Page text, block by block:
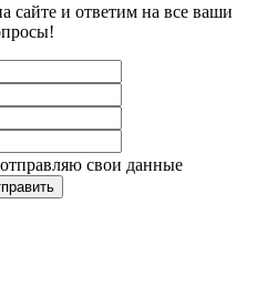
и ответим на все ваши
свои данные